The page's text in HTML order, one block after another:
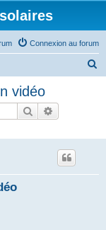
Connexion au forum
vidéo
Rechercher